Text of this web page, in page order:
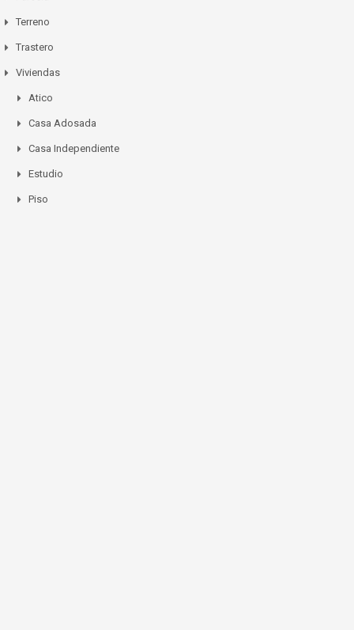
Terreno
Trastero
Viviendas
Atico
Casa Adosada
Casa Independiente
Estudio
Piso